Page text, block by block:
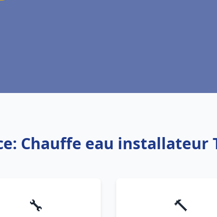
Chauffe eau installateur
🔧 🔨